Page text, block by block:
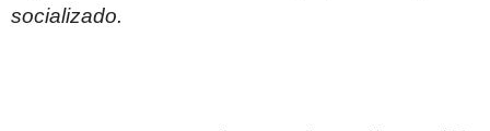
socializado.